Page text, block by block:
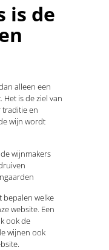
is de
alleen een
is de ziel van
traditie en
wijn wordt
wijnmakers
bepalen welke
website. Een
ook de
wijnen ook